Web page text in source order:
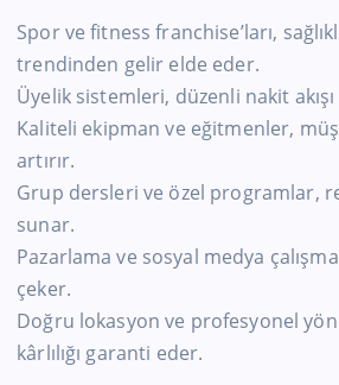
Spor ve fitness franchise’ları,
trendinden gelir elde eder.
Üyelik sistemleri, düzenli nakit
Kaliteli ekipman ve eğitmenler,
artırır.
Grup dersleri ve özel programlar,
sunar.
Pazarlama ve sosyal medya
çeker.
Doğru lokasyon ve profesyonel
kârlılığı garanti eder.